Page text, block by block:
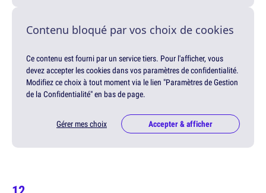
Contenu bloqué par vos choix de cookies
Ce contenu est fourni par un service tiers. Pour l'afficher, vous
devez accepter les cookies dans vos paramètres de confidentialité.
Modifiez ce choix à tout moment via le lien "Paramètres de Gestion
de la Confidentialité" en bas de page.
Gérer mes choix Accepter & afficher